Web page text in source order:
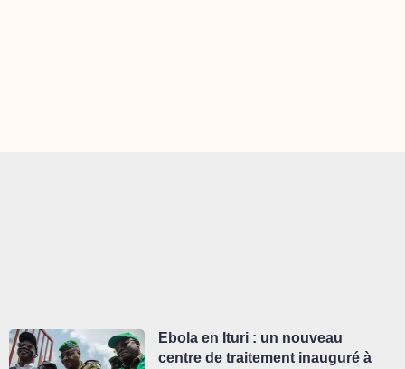
Ebola en Ituri : un nouveau
centre de traitement inauguré à